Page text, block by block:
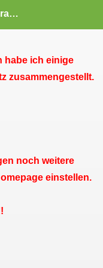
Cardueliden und Prachtfinken Vogelzucht Brütting
habe ich einige
zusammengestellt.
noch weitere
einstellen.